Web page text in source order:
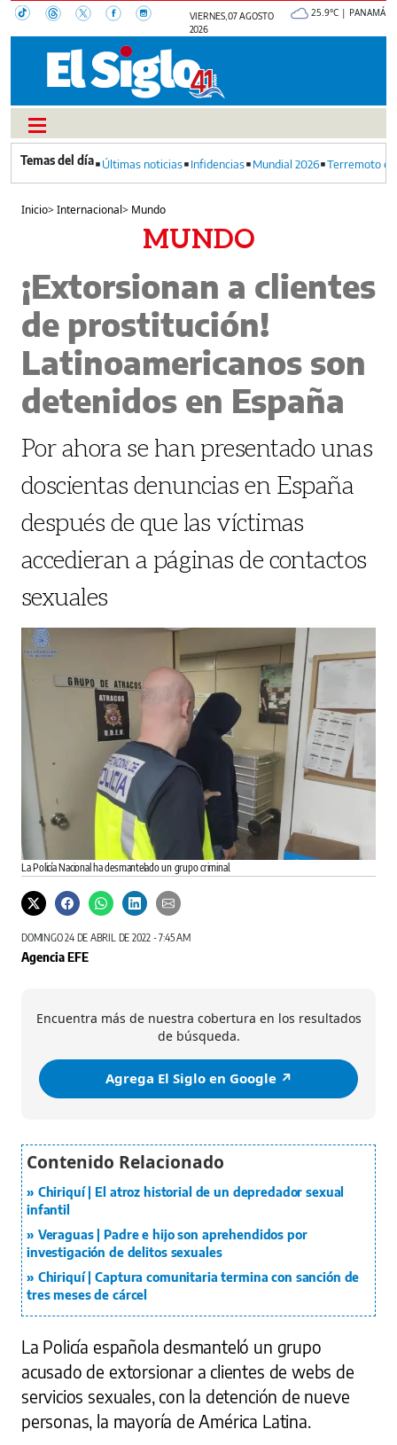
VIERNES, 07 AGOSTO
2026
25.9°C | PANAMÁ
Últimas noticias Infidencias Mundial 2026 Terremoto
Inicio>Internacional> Mundo
MUNDO
¡Extorsionan a clientes
de prostitución!
Latinoamericanos son
detenidos en España
Por ahora se han presentado unas
doscientas denuncias en España
después de que las víctimas
accedieran a páginas de contactos
sexuales
La Policía Nacional ha desmantelado un grupo criminal.
DOMINGO 24 DE ABRIL DE 2022 - 7:45 AM
Agencia EFE
Encuentra más de nuestra cobertura en los resultados
de búsqueda.
Agrega El Siglo en Google ↗️
Chiriquí | El atroz historial de un depredador sexual
infantil
Veraguas | Padre e hijo son aprehendidos por
investigación de delitos sexuales
Chiriquí | Captura comunitaria termina con sanción de
tres meses de cárcel
La Policía española desmanteló un grupo
acusado de extorsionar a clientes de webs de
servicios sexuales, con la detención de nueve
personas, la mayoría de América Latina.